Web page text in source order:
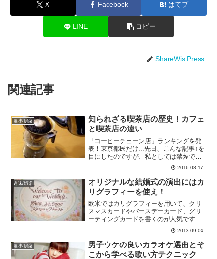
X Facebook はてブ
LINE コピー
ShareWis Press
関連記事
趣味/娯楽
知られざる喫茶店の歴史！カフェ
と喫茶店の違い
「コーヒーチェーン店」ランキングを発
表！東京都民だけ...先日、こんな記事↑を
目にしたのですが、私としては禁煙であ
ることとコーヒー豆が日替わりで好みの
豆を見付けられる楽しみがあるので、断
然スタバ派です。個人経営の喫茶店で気
に入っている所もあ...
2016.08.17
趣味/娯楽
オリジナルな結婚式の演出にはカ
リグラフィーを使え！
欧米ではカリグラフィーを用いて、クリ
スマスカードやバースデーカード、グリ
ーティングカードを書くのが人気です。
それはカリグラフィーが美しくて手書き
なので、気持ちがよく伝わるからです。
日本では、結婚式のペーパーアイテムに
カリグラフィーが役に立ち...
2013.09.04
趣味/娯楽
男子ウケの良いカラオケ選曲とそ
こから学べる歌い方テクニック